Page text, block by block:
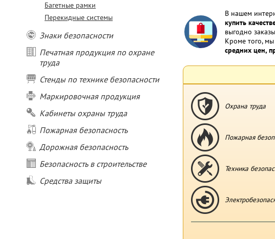
Багетные рамки
Перекидные системы
Знаки безопасности
Печатная продукция по охране
труда
Стенды по технике безопасности
Маркировочная продукция
Кабинеты охраны труда
Пожарная безопасность
Дорожная безопасность
Безопасность в строительстве
Средства защиты
В нашем
купить
выгодно
Кроме того,
средних цен,
Охрана труда
Пожарная
Техника